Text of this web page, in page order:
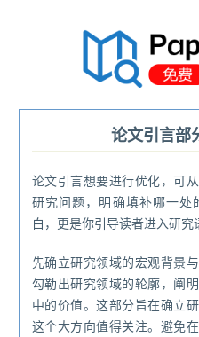
论文引言部
论文引言想要进行优化，可
研究问题，明确填补哪一处
白，更是你引导读者进入研究
先确立研究领域的宏观背景
勾勒出研究领域的轮廓，阐
中的价值。这部分旨在确立
这个大方向值得关注。避免